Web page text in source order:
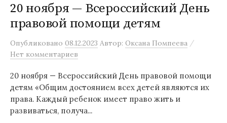
20 ноября — Всероссийский День
правовой помощи детям
Опубликовано 08.12.2023 Автор: Оксана Помпеева /
Нет комментариев
20 ноября — Всероссийский День правовой помощи
детям «Общим достоянием всех детей являются их
права. Каждый ребенок имеет право жить и
развиваться, получа...